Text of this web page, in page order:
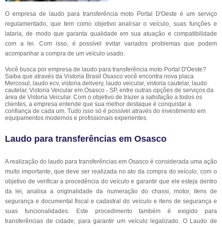
O empresa de laudo para transferência moto Portal D'Oeste é um serviço
regulamentado, que tem como objetivo analisar o veículo, suas funções e
lataria, de modo que garanta qualidade em sua atuação e compatibilidade
com a lei. Com isso, é possível evitar variados problemas que podem
acompanhar a compra de um veículo usado.
Você busca por empresa de laudo para transferência moto Portal D'Oeste?
Saiba que através da Vistoria Brasil Osasco você encontra nova placa
Mercosul, laudo ecv, vistoria delivery, laudo veicular, vistoria cautelar, laudo
cautelar, Vistoria Veicular em Osasco - SP, entre outras opções de serviços da
área de Vistoria Veicular. Com o objetivo de trazer a satisfação a todos os
clientes, a empresa entende que sua melhor destaque é conquistar a
confiança de cada um. Tudo isso só é possível através do investimento em
equipamentos modernos e profissionais experientes.
Laudo para transferências em Osasco
A realização do laudo para transferências em Osasco é considerada uma ação
muito importante, que deve ser realizada no ato da compra do veículo, com o
objetivo de verificar a procedência do veículo e garantir que ele esteja dentro
da lei, analisa a originalidade da numeração do chassi, motor, itens de
segurança e documental fiscal e cadastral do veículo e itens de segurança e
suas funcionalidades. Este procedimento também é exigido para
transferências de cidade, para garantir um veículo legalizado. O Laudo de